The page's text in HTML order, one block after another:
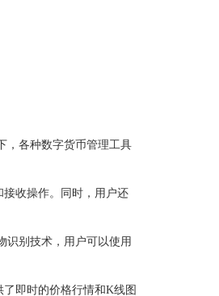
，各种数字货币管理工具
收操作。同时，用户还
识别技术，用户可以使用
即时的价格行情和K线图